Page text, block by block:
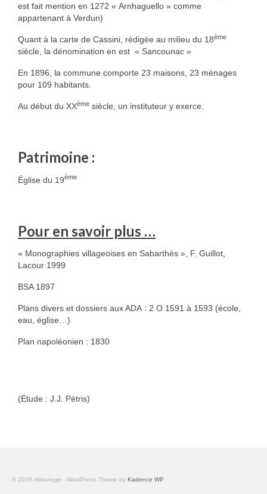
est fait mention en 1272 « Arnhaguello » comme
appartenant à Verdun)
Quant à la carte de Cassini, rédigée au milieu du 18ème
siècle, la dénomination en est « Sancounac »
En 1896, la commune comporte 23 maisons, 23 ménages
pour 109 habitants.
Au début du XXème siècle, un instituteur y exerce.
Patrimoine :
Église du 19ème
Pour en savoir plus …
« Monographies villageoises en Sabarthès », F. Guillot,
Lacour 1999
BSA 1897
Plans divers et dossiers aux ADA : 2 O 1591 à 1593 (école,
eau, église…)
Plan napoléonien : 1830
(Étude : J.J. Pétris)
© 2026 Histariege - WordPress Theme by Kadence WP